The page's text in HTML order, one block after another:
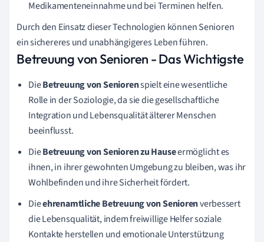
Medikamenteneinnahme und bei Terminen helfen.
Durch den Einsatz dieser Technologien können Senioren
ein sichereres und unabhängigeres Leben führen.
Betreuung von Senioren - Das Wichtigste
DieBetreuung von Seniorenspielt eine wesentliche
Rolle in der Soziologie, da sie die gesellschaftliche
Integration und Lebensqualität älterer Menschen
beeinflusst.
DieBetreuung von Senioren zu Hauseermöglicht es
ihnen, in ihrer gewohnten Umgebung zu bleiben, was ihr
Wohlbefinden und ihre Sicherheit fördert.
Dieehrenamtliche Betreuung von Seniorenverbessert
die Lebensqualität, indem freiwillige Helfer soziale
Kontakte herstellen und emotionale Unterstützung